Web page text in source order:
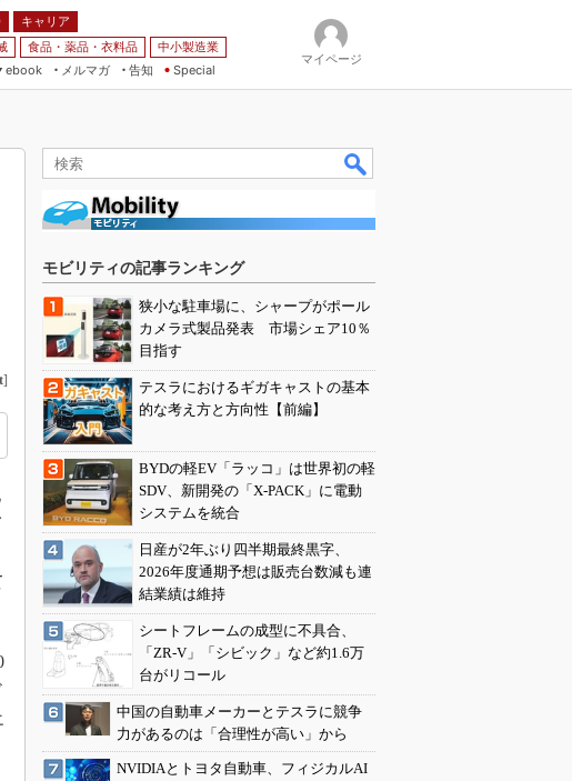
キャリア
食品・薬品・衣料品
中小製造業
ebook
メルマガ
告知 Special
マイページ
]
モビリティの記事ランキング
狭小な駐車場に、シャープがポール
カメラ式製品発表 市場シェア10％
目指す
テスラにおけるギガキャストの基本
的な考え方と方向性【前編】
BYDの軽EV「ラッコ」は世界初の軽
SDV、新開発の「X-PACK」に電動
システムを統合
日産が2年ぶり四半期最終黒字、
2026年度通期予想は販売台数減も連
結業績は維持
シートフレームの成型に不具合、
「ZR-V」「シビック」など約1.6万
台がリコール
中国の自動車メーカーとテスラに競争
力があるのは「合理性が高い」から
NVIDIAとトヨタ自動車、フィジカルAI